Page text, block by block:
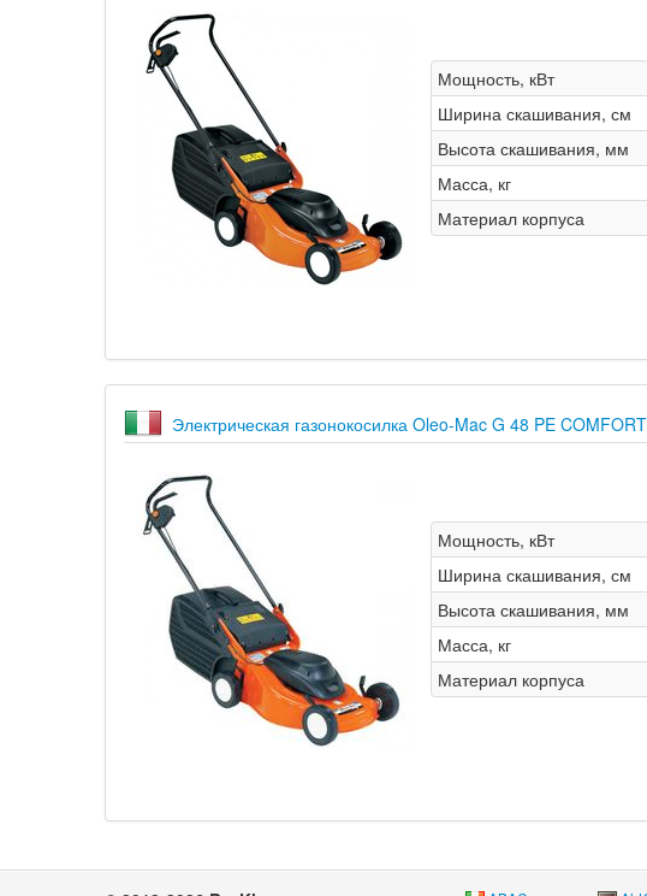
Мощность, кВт
Ширина скашивания, см
Высота скашивания, мм
Масса, кг
Материал корпуса
Электрическая газонокосилка Oleo-Mac G 48 PE
Мощность, кВт
Ширина скашивания, см
Высота скашивания, мм
Масса, кг
Материал корпуса